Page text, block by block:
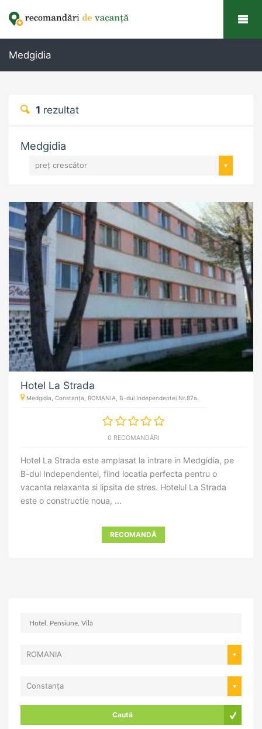
Medgidia
1 rezultat
Medgidia
preț crescător
Hotel La Strada
Medgidia, Constanța, ROMANIA, B-dul Independentei Nr.87a.
0 RECOMANDĂRI
Hotel La Strada este amplasat la intrare in Medgidia, pe
B-dul Independentei, fiind locatia perfecta pentru o
vacanta relaxanta si lipsita de stres. Hotelul La Strada
este o constructie noua, ...
RECOMANDĂ
ROMANIA
Constanța
Caută